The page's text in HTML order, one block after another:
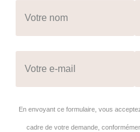
En envoyant ce formulaire, vous
cadre de votre demande,